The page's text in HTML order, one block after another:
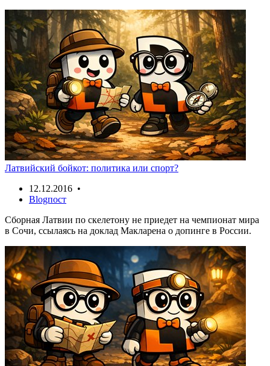
Латвийский бойкот: политика или спорт?
12.12.2016 •
Blogпост
Сборная Латвии по скелетону не приедет на чемпионат мира
в Сочи, ссылаясь на доклад Макларена о допинге в России.